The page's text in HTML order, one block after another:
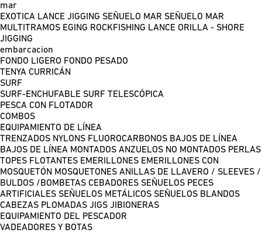
mar
EXOTICA LANCE JIGGING SEÑUELO MAR SEÑUELO MAR
MULTITRAMOS EGING ROCKFISHING LANCE ORILLA - SHORE
JIGGING
embarcacion
FONDO LIGERO FONDO PESADO
TENYA CURRICÁN
SURF
SURF-ENCHUFABLE SURF TELESCÓPICA
PESCA CON FLOTADOR
COMBOS
EQUIPAMIENTO DE LÍNEA
TRENZADOS NYLONS FLUOROCARBONOS BAJOS DE LÍNEA
BAJOS DE LÍNEA MONTADOS ANZUELOS NO MONTADOS PERLAS
TOPES FLOTANTES EMERILLONES EMERILLONES CON
MOSQUETÓN MOSQUETONES ANILLAS DE LLAVERO / SLEEVES /
BULDOS /BOMBETAS CEBADORES SEÑUELOS PECES
ARTIFICIALES SEÑUELOS METÁLICOS SEÑUELOS BLANDOS
CABEZAS PLOMADAS JIGS JIBIONERAS
EQUIPAMIENTO DEL PESCADOR
VADEADORES Y BOTAS